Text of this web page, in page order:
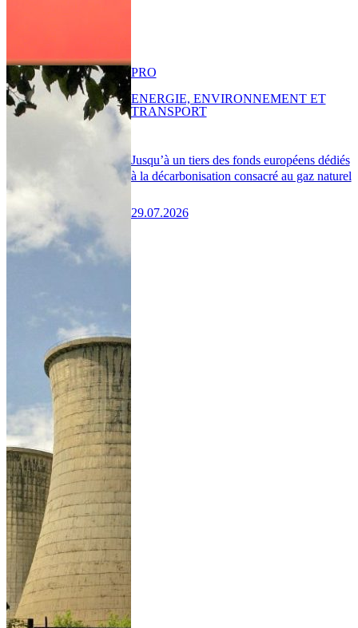
Jusqu’à un tiers des fonds européens dédiés
à la décarbonisation consacré au gaz naturel
29.07.2026
PRO
ENERGIE, ENVIRONNEMENT ET
TRANSPORT